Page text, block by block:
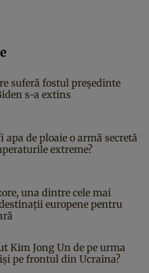
suferă fostul președinte
s-a extins
apa de ploaie o armă secretă
extreme?
una dintre cele mai
europene pentru
Kim Jong Un de pe urma
pe frontul din Ucraina?